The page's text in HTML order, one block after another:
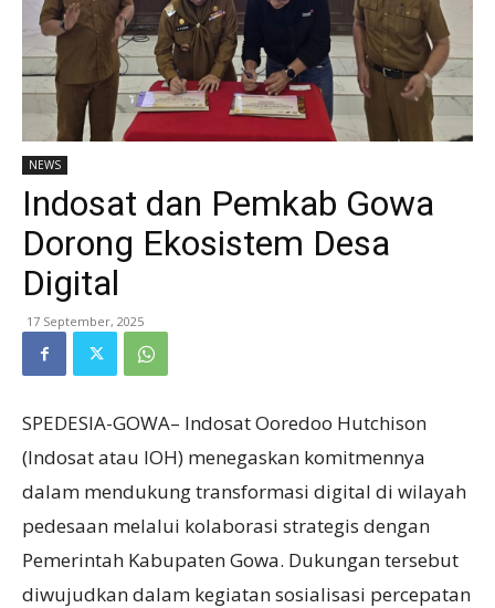
NEWS
Indosat dan Pemkab Gowa
Dorong Ekosistem Desa
Digital
17 September, 2025
SPEDESIA-GOWA– Indosat Ooredoo Hutchison
(Indosat atau IOH) menegaskan komitmennya
dalam mendukung transformasi digital di wilayah
pedesaan melalui kolaborasi strategis dengan
Pemerintah Kabupaten Gowa. Dukungan tersebut
diwujudkan dalam kegiatan sosialisasi percepatan